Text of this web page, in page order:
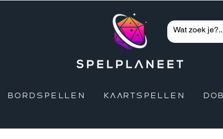
BORDSPELLEN KAARTSPELLEN